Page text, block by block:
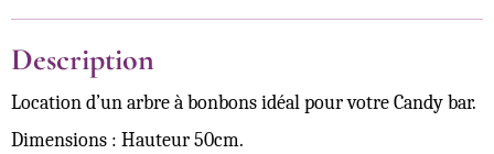
Description
Location d’un arbre à bonbons idéal pour votre Candy bar.
Dimensions : Hauteur 50cm.